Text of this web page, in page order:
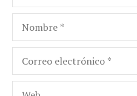
Nombre
Correo
electrónico
Web